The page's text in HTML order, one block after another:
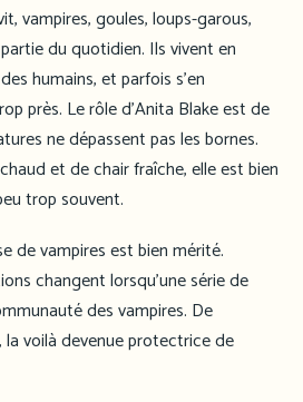
vampires, goules, loups-garous,
du quotidien. Ils vivent en
humains, et parfois s’en
près. Le rôle d’Anita Blake est de
ne dépassent pas les bornes.
et de chair fraîche, elle est bien
trop souvent.
de vampires est bien mérité.
changent lorsqu’une série de
des vampires. De
la voilà devenue protectrice de